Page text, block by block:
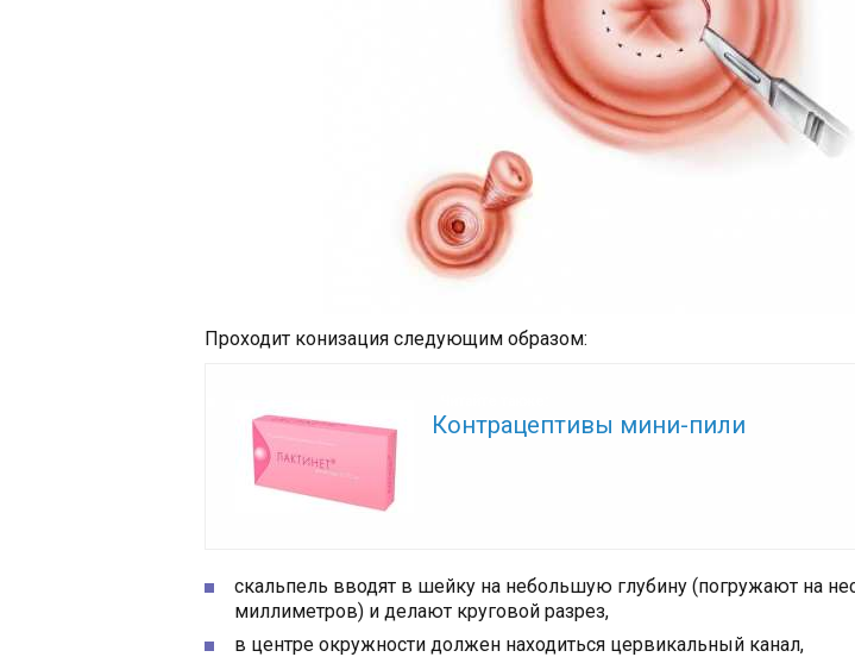
Проходит конизация следующим образом:
Контрацептивы мини-пили
скальпель вводят в шейку на небольшую глубину (погружают на
миллиметров) и делают круговой разрез,
в центре окружности должен находиться цервикальный канал,